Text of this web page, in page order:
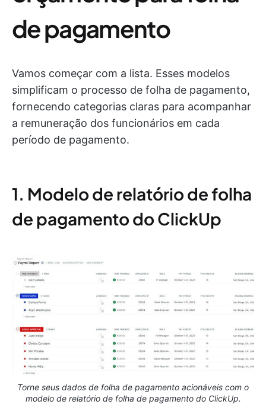
de pagamento
Vamos começar com a lista. Esses modelos
simplificam o processo de folha de pagamento,
fornecendo categorias claras para acompanhar
a remuneração dos funcionários em cada
período de pagamento.
1. Modelo de relatório de folha
de pagamento do ClickUp
Torne seus dados de folha de pagamento acionáveis com o
modelo de relatório de folha de pagamento do ClickUp.